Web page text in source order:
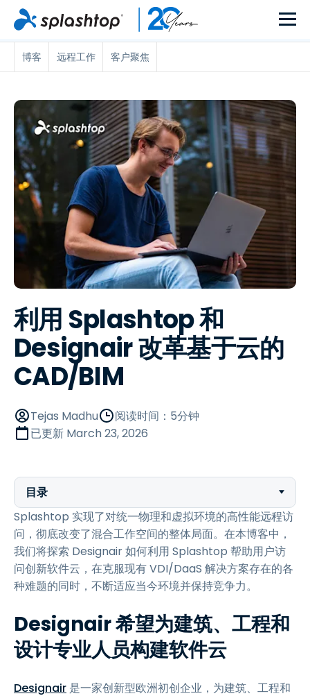
博客 远程工作 客户聚焦
利用 Splashtop 和
Designair 改革基于云的
CAD/BIM
Tejas Madhu
阅读时间：5分钟
已更新 March 23, 2026
目录
Splashtop 实现了对统一物理和虚拟环境的高性能远程访
问，彻底改变了混合工作空间的整体局面。在本博客中，
我们将探索 Designair 如何利用 Splashtop 帮助用户访
问创新软件云，在克服现有 VDI/DaaS 解决方案存在的各
种难题的同时，不断适应当今环境并保持竞争力。
Designair 希望为建筑、工程和
设计专业人员构建软件云
Designair 是一家创新型欧洲初创企业，为建筑、工程和